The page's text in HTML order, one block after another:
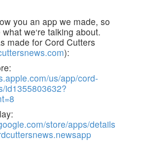
you an app we made, so
we‘re talking about.
made for Cord Cutters
):
us/app/cord-
id1355803632?
store/apps/details